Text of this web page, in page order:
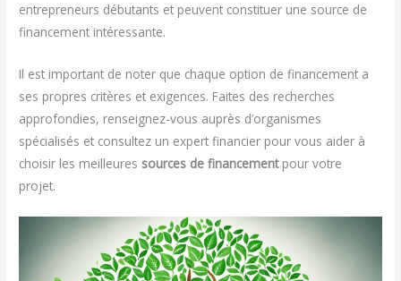
entrepreneurs débutants et peuvent constituer une source de
financement intéressante.
Il est important de noter que chaque option de financement a
ses propres critères et exigences. Faites des recherches
approfondies, renseignez-vous auprès d’organismes
spécialisés et consultez un expert financier pour vous aider à
choisir les meilleures sources de financementpour votre
projet.